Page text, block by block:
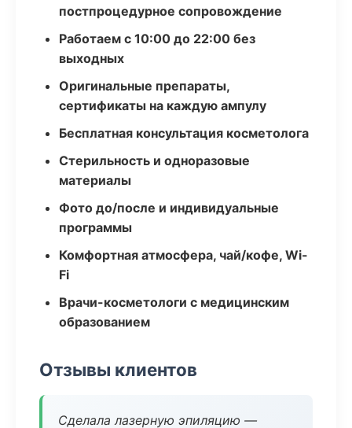
постпроцедурное сопровождение
Работаем с 10:00 до 22:00 без
выходных
Оригинальные препараты,
сертификаты на каждую ампулу
Бесплатная консультация косметолога
Стерильность и одноразовые
материалы
Фото до/после и индивидуальные
программы
Комфортная атмосфера, чай/кофе, Wi-
Fi
Врачи-косметологи с медицинским
образованием
Отзывы клиентов
Сделала лазерную эпиляцию —